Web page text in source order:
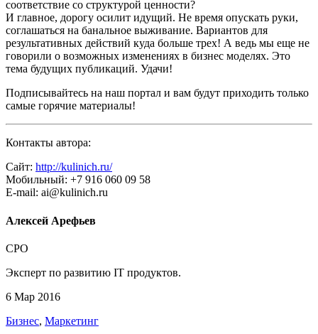
соответствие со структурой ценности?
И главное, дорогу осилит идущий. Не время опускать руки,
соглашаться на банальное выживание. Вариантов для
результативных действий куда больше трех! А ведь мы еще не
говорили о возможных изменениях в бизнес моделях. Это
тема будущих публикаций. Удачи!
Подписывайтесь на наш портал и вам будут приходить только
самые горячие материалы!
Контакты автора:
Сайт: http://kulinich.ru/
Мобильный: +7 916 060 09 58
E-mail: ai@kulinich.ru
Алексей Арефьев
CPO
Эксперт по развитию IT продуктов.
6 Мар 2016
Бизнес, Маркетинг